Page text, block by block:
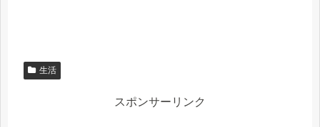
生活
スポンサーリンク